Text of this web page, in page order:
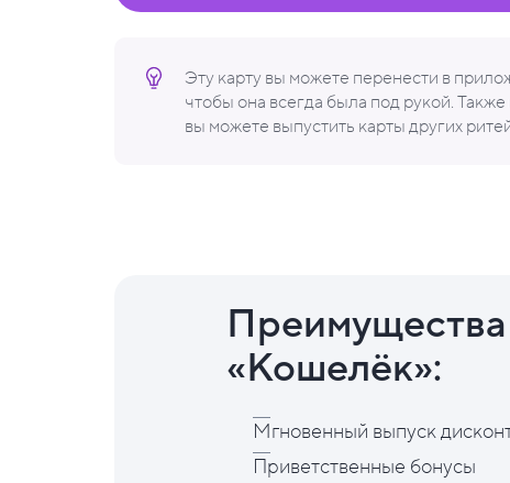
Эту карту вы можете перенести в
чтобы она всегда была под рукой.
вы можете выпустить карты других
«Кошелёк»:
Мгновенный выпуск
Приветственные бонусы